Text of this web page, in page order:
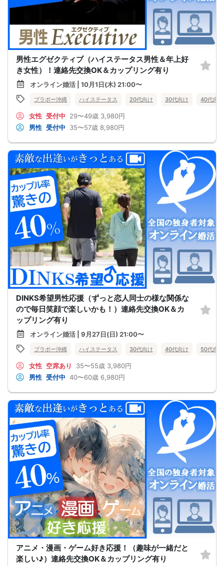
男性エグゼクティブ（ハイステータス男性＆年上好
き女性）！連絡先交換OK＆カップリング有り
オンライン婚活 | 10月1日(木) 21:00〜
ブラボー沖縄 ハイステータス 20代向け 30代向け 40代向け
女性 受付中 29〜49歳 3,980円
男性 受付中 35〜57歳 8,980円
DINKS希望男性応援（ずっと恋人同士の様な関係な
ので毎日笑顔で楽しいかも！）連絡先交換OK＆カ
ップリング有り
オンライン婚活 | 9月27日(日) 21:00〜
ブラボー沖縄 ハイステータス 30代向け 40代向け 50代向け
女性 空席あり 35〜55歳 3,980円
男性 受付中 40〜60歳 6,980円
アニメ・漫画・ゲーム好き応援！（趣味が一緒だと
楽しい♪）連絡先交換OK＆カップリング有り